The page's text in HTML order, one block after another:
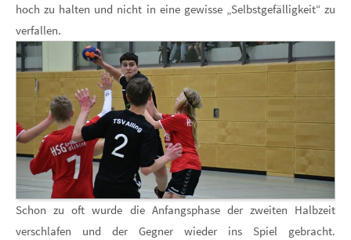
hoch zu halten und nicht in eine gewisse „Selbstgefälligkeit“ zu
verfallen.
Schon zu oft wurde die Anfangsphase der zweiten Halbzeit
verschlafen und der Gegner wieder ins Spiel gebracht.